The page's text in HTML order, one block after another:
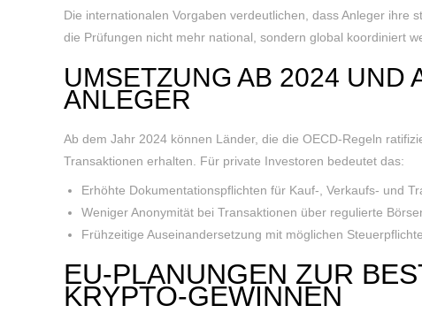
Die internationalen Vorgaben verdeutlichen, dass Anleger ihre
die Prüfungen nicht mehr national, sondern global koordiniert
UMSETZUNG AB 2024 UND
ANLEGER
Ab dem Jahr 2024 können Länder, die die OECD-Regeln
Transaktionen erhalten. Für private Investoren bedeutet das:
Erhöhte Dokumentationspflichten für Kauf-, Verkaufs- und
Weniger Anonymität bei Transaktionen über regulierte
Frühzeitige Auseinandersetzung mit möglichen
EU-PLANUNGEN ZUR
KRYPTO-GEWINNEN